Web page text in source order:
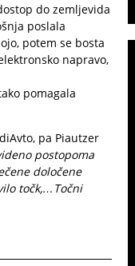
do zemljevida
poslala
potem se bosta
napravo,
pomagala
pa Piautzer
postopoma
določene
točk,…Točni